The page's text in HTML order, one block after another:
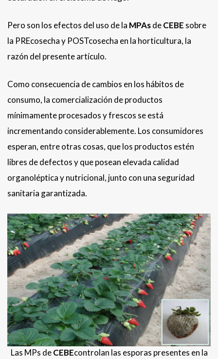
Pero son los efectos del uso de la MPAsdeCEBE sobre
la PREcosecha y POSTcosecha en la horticultura, la
razón del presente artículo.
Como consecuencia de cambios en los hábitos de
consumo, la comercialización de productos
mínimamente procesados y frescos se está
incrementando considerablemente. Los consumidores
esperan, entre otras cosas, que los productos estén
libres de defectos y que posean elevada calidad
organoléptica y nutricional, junto con una seguridad
sanitaria garantizada.
Las MPs deCEBEcontrolan las esporas presentes en la